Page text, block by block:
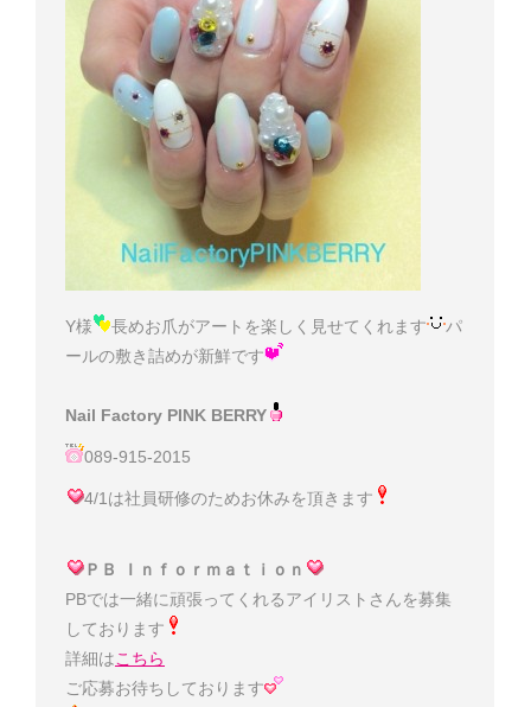
Y様 長めお爪がアートを楽しく見せてくれます
パ
ールの敷き詰めが新鮮です
Nail Factory PINK BERRY
089-915-2015
4/1は社員研修のためお休みを頂きます
ＰＢ Ｉｎｆｏｒｍａｔｉｏｎ
PBでは一緒に頑張ってくれるアイリストさんを募集
しております
詳細はこちら
ご応募お待ちしております